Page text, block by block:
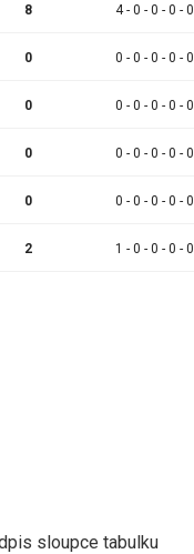
8 4 - 0 - 0 - 0 - 0
0 0 - 0 - 0 - 0 - 0
0 0 - 0 - 0 - 0 - 0
0 0 - 0 - 0 - 0 - 0
0 0 - 0 - 0 - 0 - 0
2 1 - 0 - 0 - 0 - 0
sloupce tabulku